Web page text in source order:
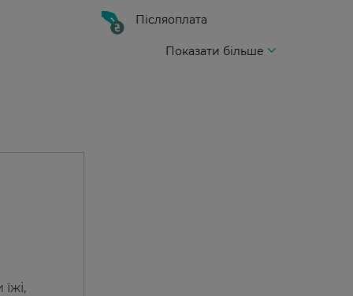
Післяоплата
Показати більше